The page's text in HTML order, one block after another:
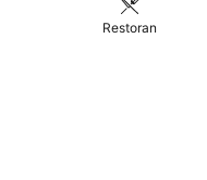
Restoran